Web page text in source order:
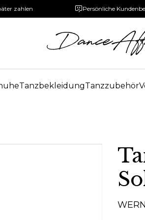
zahlen Persönliche
TanzbekleidungTanzzubehör